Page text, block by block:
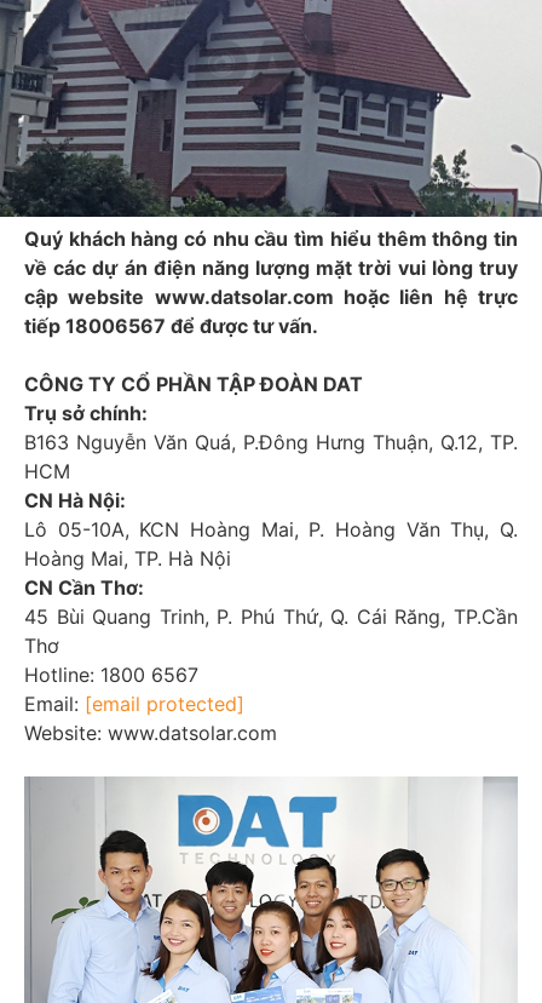
Quý khách hàng có nhu cầu tìm hiểu thêm thông tin
về các dự án điện năng lượng mặt trời vui lòng truy
cập website www.datsolar.com hoặc liên hệ trực
tiếp 18006567 để được tư vấn.
CÔNG TY CỔ PHẦN TẬP ĐOÀN DAT
Trụ sở chính:
B163 Nguyễn Văn Quá, P.Đông Hưng Thuận, Q.12, TP.
HCM
CN Hà Nội:
Lô 05-10A, KCN Hoàng Mai, P. Hoàng Văn Thụ, Q.
Hoàng Mai, TP. Hà Nội
CN Cần Thơ:
45 Bùi Quang Trinh, P. Phú Thứ, Q. Cái Răng, TP.Cần
Thơ
Hotline: 1800 6567
Email: [email protected]
Website: www.datsolar.com